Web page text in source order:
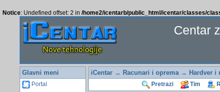
Notice: Undefined offset: 2 in /home2/icentarb/public_html/icentar/classes/
Centar
Glavni meni
Portal
iCentar→ Racunari i oprema→ Hardver i
Pretrazi Tim